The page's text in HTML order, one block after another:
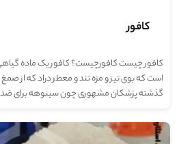
کافور
کافور چیست کافورچیست؟ کافور یک ماده
است که بوی تیز و مزه تند و معطر دراد که از
گذشته پزشکان مشهوری چون سینوهه برای